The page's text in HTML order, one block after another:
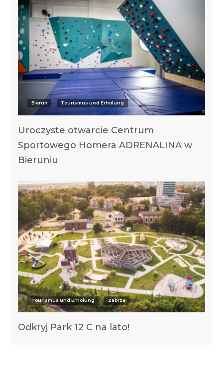
Bieruń Tourismus und Erholung
Uroczyste otwarcie Centrum
Sportowego Homera ADRENALINA w
Bieruniu
Tourismus und Erholung Zabrze
Odkryj Park 12 C na lato!